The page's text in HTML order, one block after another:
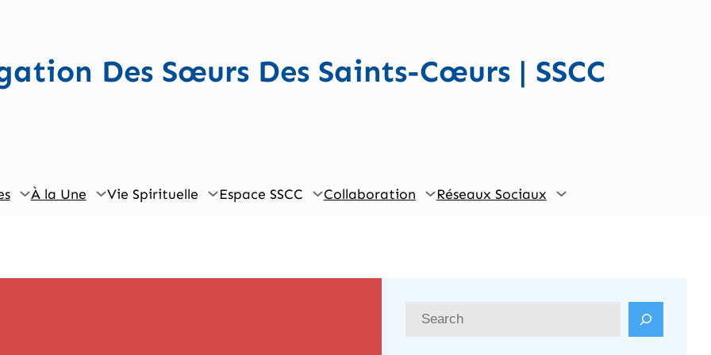
Des Sœurs Des Saints-Cœurs | SSCC
À la Une Vie Spirituelle Espace SSCC Collaboration Réseaux Sociaux